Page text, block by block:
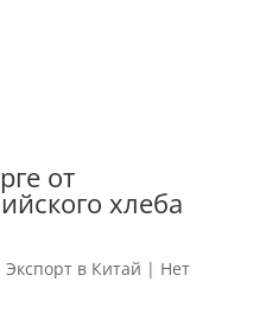
от
хлеба
Экспорт в Китай | Нет